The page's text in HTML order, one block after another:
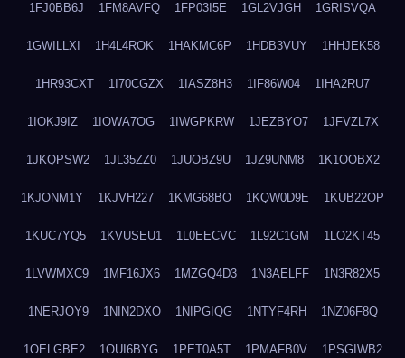
1FJ0BB6J 1FM8AVFQ 1FP03I5E 1GL2VJGH 1GRISVQA
1GWILLXI 1H4L4ROK 1HAKMC6P 1HDB3VUY 1HHJEK58
1HR93CXT 1I70CGZX 1IASZ8H3 1IF86W04 1IHA2RU7
1IOKJ9IZ 1IOWA7OG 1IWGPKRW 1JEZBYO7 1JFVZL7X
1JKQPSW2 1JL35ZZ0 1JUOBZ9U 1JZ9UNM8 1K1OOBX2
1KJONM1Y 1KJVH227 1KMG68BO 1KQW0D9E 1KUB22OP
1KUC7YQ5 1KVUSEU1 1L0EECVC 1L92C1GM 1LO2KT45
1LVWMXC9 1MF16JX6 1MZGQ4D3 1N3AELFF 1N3R82X5
1NERJOY9 1NIN2DXO 1NIPGIQG 1NTYF4RH 1NZ06F8Q
1OELGBE2 1OUI6BYG 1PET0A5T 1PMAFB0V 1PSGIWB2